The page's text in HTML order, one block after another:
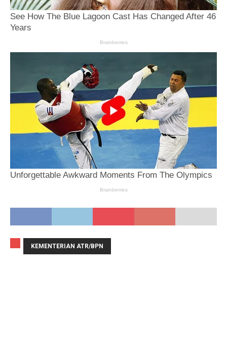
KEMENTERIAN ATR/BPN